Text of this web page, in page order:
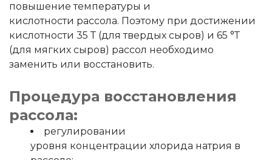
повышение температуры и
кислотности рассола. Поэтому при достижении
кислотности 35 Т (для твердых сыров) и 65 °Т
(для мягких сыров) рассол необходимо
заменить или восстановить.
Процедура восстановления
рассола:
регулировании
уровня концентрации хлорида натрия в